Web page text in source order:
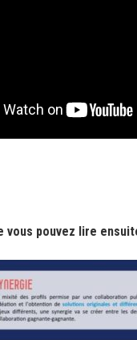
vous pouvez lire